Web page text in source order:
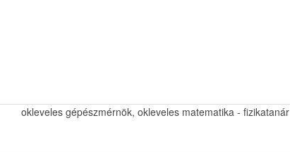
okleveles gépészmérnök, okleveles matematika - fizikatanár